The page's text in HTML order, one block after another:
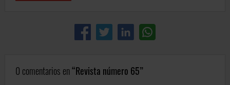
0 comentarios en Revista número 65